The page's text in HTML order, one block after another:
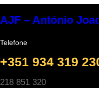
AJF – António
Telefone
+351 934 319
218 851 320